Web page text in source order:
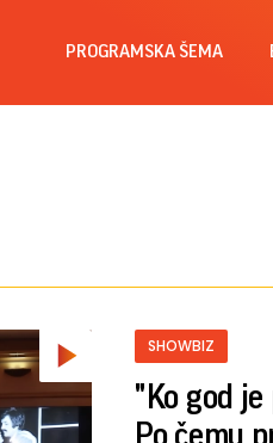
PROGRAMSKA ŠEMA
SHOWBIZ
"Ko god
Po čemu